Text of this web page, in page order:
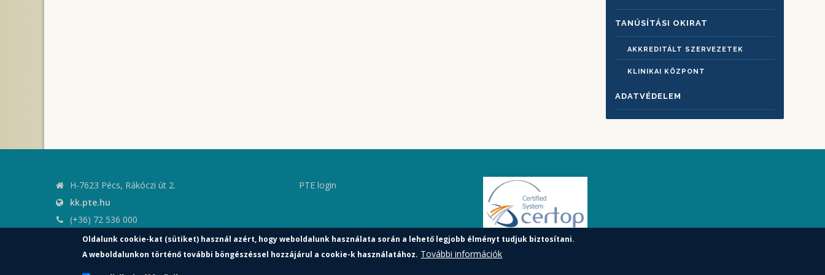
TANÚSÍTÁSI OKIRAT
AKKREDITÁLT SZERVEZETEK
KLINIKAI KÖZPONT
ADATVÉDELEM
H-7623 Pécs, Rákóczi út 2.
kk.pte.hu
(+36) 72 536 000
kk.elnoki.hivatal@pte.hu
pte.hu
PTE login
Oldalunk cookie-kat (sütiket) használ azért, hogy weboldalunk használata során a lehető legjobb élményt tudjuk biztosítani.
A weboldalunkon történő további böngészéssel hozzájárul a cookie-k használatához. További információk